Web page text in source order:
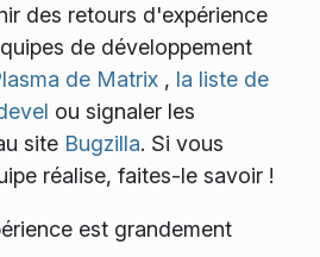
des retours d'expérience
de développement
de Matrix , la liste de
ou signaler les
site Bugzilla. Si vous
réalise, faites-le savoir !
est grandement